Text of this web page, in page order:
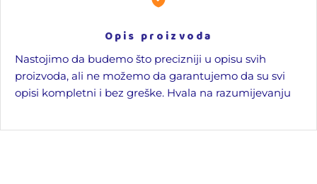
Opis proizvoda
Nastojimo da budemo što precizniji u opisu svih
proizvoda, ali ne možemo da garantujemo da su svi
opisi kompletni i bez greške. Hvala na razumijevanju